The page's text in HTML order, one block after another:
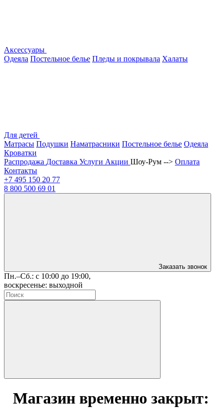
Аксессуары
Одеяла Постельное белье Пледы и покрывала Халаты
Для детей
Матрасы Подушки Наматрасники Постельное белье Одеяла
Кроватки
Распродажа Доставка Услуги Акции Шоу-Рум --> Оплата
Контакты
+7 495 150 20 77
8 800 500 69 01
Заказать звонок
Пн.–Сб.: с 10:00 до 19:00,
воскресенье: выходной
Магазин временно закрыт: